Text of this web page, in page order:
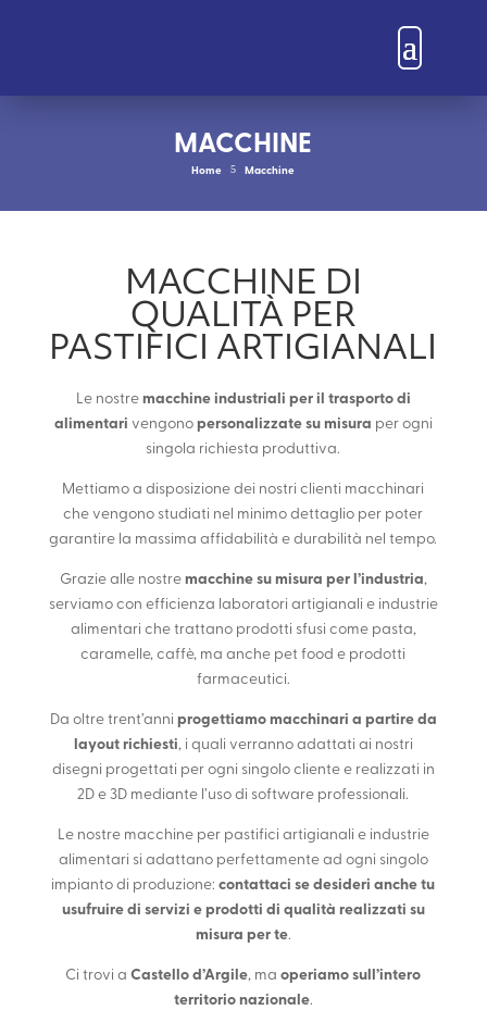
MACCHINE
Home 5 Macchine
MACCHINE DI
QUALITÀ PER
PASTIFICI ARTIGIANALI
Le nostremacchine industriali per il trasporto di
alimentari vengonopersonalizzate su misura per ogni
singola richiesta produttiva.
Mettiamo a disposizione dei nostri clienti macchinari
che vengono studiati nel minimo dettaglio per poter
garantire la massima affidabilità e durabilità nel tempo.
Grazie alle nostremacchine su misura per l’industria,
serviamo con efficienza laboratori artigianali e industrie
alimentari che trattano prodotti sfusi come pasta,
caramelle, caffè, ma anche pet food e prodotti
farmaceutici.
Da oltre trent’anni progettiamo macchinari a partire da
layout richiesti, i quali verranno adattati ai nostri
disegni progettati per ogni singolo cliente e realizzati in
2D e 3D mediante l’uso di software professionali.
Le nostre macchine per pastifici artigianali e industrie
alimentari si adattano perfettamente ad ogni singolo
impianto di produzione:contattaci se desideri anche tu
usufruire di servizi e prodotti di qualità realizzati su
misura per te.
Ci trovi aCastello d’Argile, maoperiamo sull’intero
territorio nazionale.